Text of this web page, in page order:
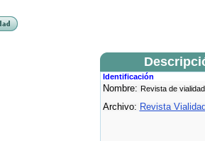
Identificación
Nombre: Revista de
Archivo: Revista